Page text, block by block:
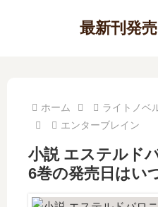
最新刊発
ホーム
ライトノベ
エンターブレイン
小説 エステルド
6巻の発売日はい